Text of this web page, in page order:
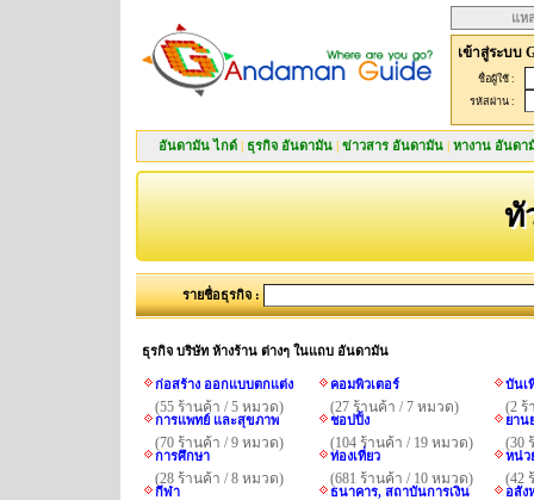
แห
เข้าสู่ระบบ
ชื่อผู้ใช้ :
รหัสผ่าน :
อันดามัน ไกด์ | ธุรกิจ อันดามัน | ข่าวสาร อันดามัน | หางาน อันดา
ทั
รายชื่อธุรกิจ :
ธุรกิจ บริษัท ห้างร้าน ต่างๆ ในแถบ อันดามัน
ก่อสร้าง ออกแบบตกแต่ง
(55 ร้านค้า / 5 หมวด)
การแพทย์ และสุขภาพ
(70 ร้านค้า / 9 หมวด)
การศึกษา
(28 ร้านค้า / 8 หมวด)
กีฬา
คอมพิวเตอร์
(27 ร้านค้า / 7 หมวด)
ชอปปิ้ง
(104 ร้านค้า / 19 หมวด)
ท่องเที่ยว
(681 ร้านค้า / 10 หมวด)
ธนาคาร, สถาบันการเงิน
บันเ
(2 ร้
ยาน
(30
หน่ว
(42
อสัง